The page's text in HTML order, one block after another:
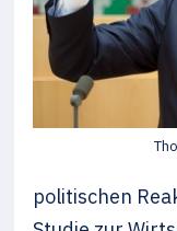
politischen